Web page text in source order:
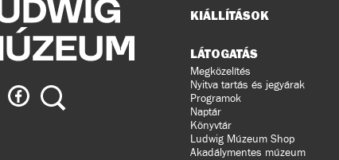
Ludwig
Múzeum
Keresés
Oldaltérkép
KIÁLLÍTÁSOK
LÁTOGATÁS
Megközelítés
Nyitva tartás és jegyárak
Programok
Naptár
Könyvtár
Ludwig Múzeum Shop
Akadálymentes múzeum